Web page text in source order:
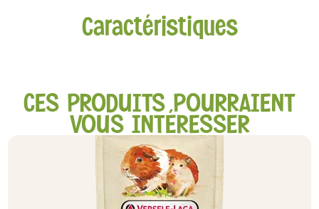
Caractéristiques
CES PRODUITS POURRAIENT
VOUS INTÉRESSER